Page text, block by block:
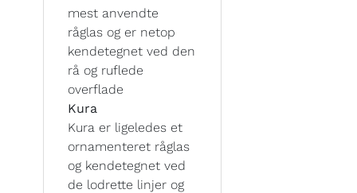
mest anvendte
råglas og er netop
kendetegnet ved den
rå og ruflede
overflade
Kura
Kura er ligeledes et
ornamenteret råglas
og kendetegnet ved
de lodrette linjer og